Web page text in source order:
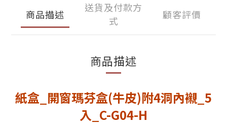
商品描述
送貨及付款方
式
顧客評價
商品描述
紙盒_開窗瑪芬盒(牛皮)附4洞內襯_5
入_C-G04-H